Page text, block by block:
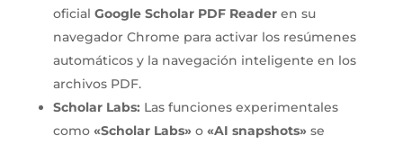
oficial Google Scholar PDF Readeren su
navegador Chrome para activar los resúmenes
automáticos y la navegación inteligente en los
archivos PDF.
Scholar Labs: Las funciones experimentales
como «Scholar Labs»o «AI snapshots»se